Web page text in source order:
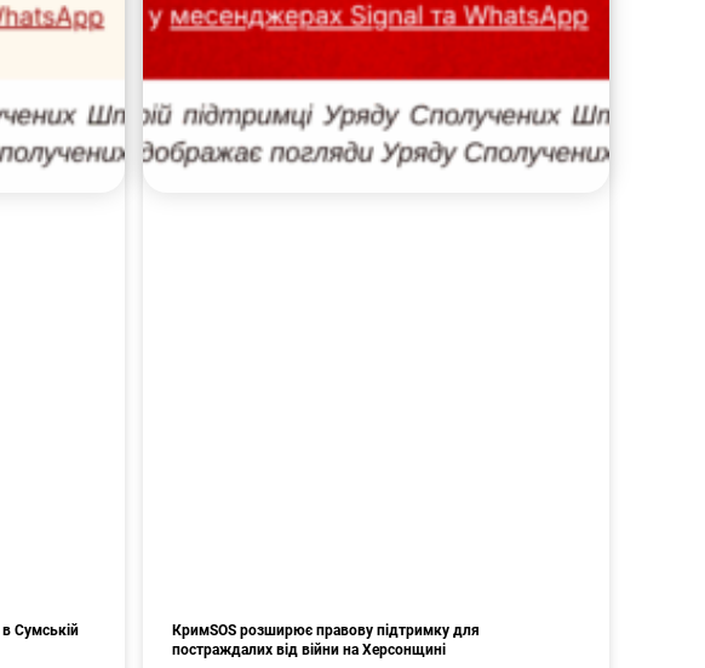
Сумській
КримSOS розширює правову підтримку для
постраждалих від війни на Херсонщині